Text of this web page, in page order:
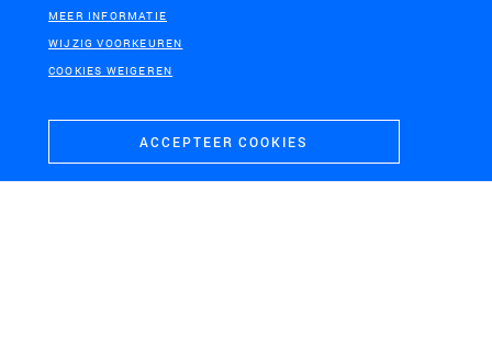
Herinrichtingsplan Landgoed Windesheim
MEER INFORMATIE
WIJZIG VOORKEUREN
COOKIES WEIGEREN
ACCEPTEER COOKIES